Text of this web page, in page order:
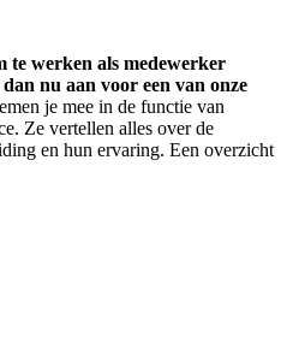
te werken als medewerker
nu aan voor een van onze
je mee in de functie van
Ze vertellen alles over de
en hun ervaring. Een overzicht